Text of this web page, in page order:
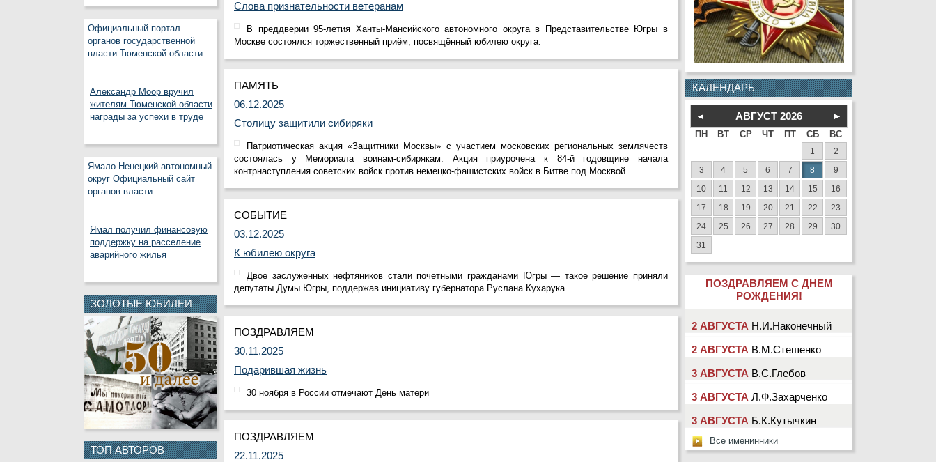
Официальный портал
органов государственной
власти Тюменской области
Александр Моор вручил
жителям Тюменской области
награды за успехи в труде
Ямало-Ненецкий автономный
округ Официальный сайт
органов власти
Ямал получил финансовую
поддержку на расселение
аварийного жилья
ЗОЛОТЫЕ ЮБИЛЕИ
ТОП АВТОРОВ
КАЛЕНДАРЬ
АВГУСТ 2026
ПН ВТ СР ЧТ ПТ СБ ВС
1 2
3 4 5 6 7 8 9
10 11 12 13 14 15 16
17 18 19 20 21 22 23
24 25 26 27 28 29 30
31
ПОЗДРАВЛЯЕМ С ДНЕМ
РОЖДЕНИЯ!
3 АВГУСТА
Все именинники
Слова признательности ветеранам
В преддверии 95-летия Ханты-Мансийского автономного округа в Представительстве Югры в
Москве состоялся торжественный приём, посвящённый юбилею округа.
ПАМЯТЬ
06.12.2025
Столицу защитили сибиряки
Патриотическая акция «Защитники Москвы» с участием московских региональных землячеств
состоялась у Мемориала воинам-сибирякам. Акция приурочена к 84-й годовщине начала
контрнаступления советских войск против немецко-фашистских войск в Битве под Москвой.
СОБЫТИЕ
03.12.2025
К юбилею округа
Двое заслуженных нефтяников стали почетными гражданами Югры — такое решение приняли
депутаты Думы Югры, поддержав инициативу губернатора Руслана Кухарука.
ПОЗДРАВЛЯЕМ
30.11.2025
Подарившая жизнь
30 ноября в России отмечают День матери
ПОЗДРАВЛЯЕМ
22.11.2025